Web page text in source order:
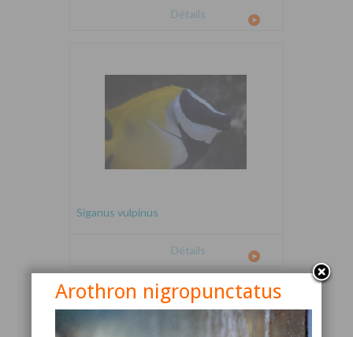
Détails
Siganus vulpinus
Détails
Arothron nigropunctatus